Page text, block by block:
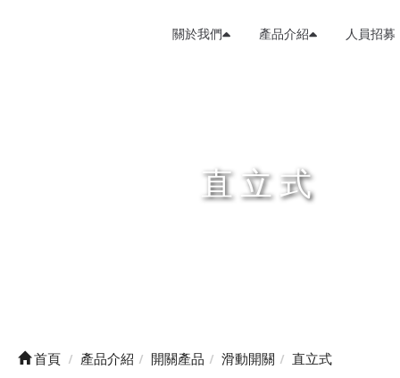
關於我們 產品介紹 人員招募
直立式
首頁 產品介紹 開關產品 滑動開關 直立式